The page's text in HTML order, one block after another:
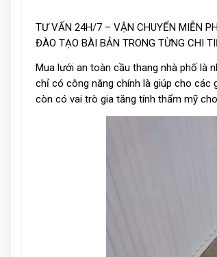
TƯ VẤN 24H/7 – VẬN CHUYỂN MIỄN
ĐÀO TẠO BÀI BẢN TRONG TỪNG CHI
Mua lưới an toàn cầu thang nhà phố là
chỉ có công năng chính là giúp cho các
còn có vai trò gia tăng tính thẩm mỹ